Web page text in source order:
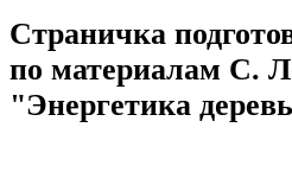
Страничка
по материалам С.
"Энергетика